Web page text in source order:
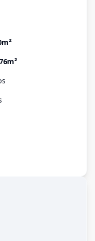
m²
m²
s